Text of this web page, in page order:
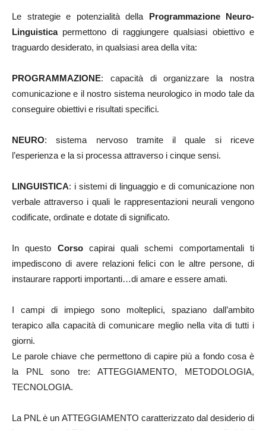
Le strategie e potenzialità della Programmazione Neuro-
Linguisticapermettono di raggiungere qualsiasi obiettivo e
traguardo desiderato, in qualsiasi area della vita:
PROGRAMMAZIONE: capacità di organizzare la nostra
comunicazione e il nostro sistema neurologico in modo tale da
conseguire obiettivi e risultati specifici.
NEURO: sistema nervoso tramite il quale si riceve
l’esperienza e la si processa attraverso i cinque sensi.
LINGUISTICA: i sistemi di linguaggio e di comunicazione non
verbale attraverso i quali le rappresentazioni neurali vengono
codificate, ordinate e dotate di significato.
In questo Corsocapirai quali schemi comportamentali ti
impediscono di avere relazioni felici con le altre persone, di
instaurare rapporti importanti…di amare e essere amati.
I campi di impiego sono molteplici, spaziano dall’ambito
terapico alla capacità di comunicare meglio nella vita di tutti i
giorni.
Le parole chiave che permettono di capire più a fondo cosa è
la PNL sono tre: ATTEGGIAMENTO, METODOLOGIA,
TECNOLOGIA.
La PNL è un ATTEGGIAMENTO caratterizzato dal desiderio di